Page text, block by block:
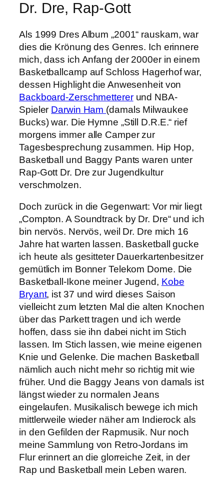
Dr. Dre, Rap-Gott
Als 1999 Dres Album „2001“ rauskam, war
dies die Krönung des Genres. Ich erinnere
mich, dass ich Anfang der 2000er in einem
Basketballcamp auf Schloss Hagerhof war,
dessen Highlight die Anwesenheit von
Backboard-Zerschmettererund NBA-
Spieler Darwin Ham (damals Milwaukee
Bucks) war. Die Hymne „Still D.R.E.“ rief
morgens immer alle Camper zur
Tagesbesprechung zusammen. Hip Hop,
Basketball und Baggy Pants waren unter
Rap-Gott Dr. Dre zur Jugendkultur
verschmolzen.
Doch zurück in die Gegenwart: Vor mir liegt
„Compton. A Soundtrack by Dr. Dre“ und ich
bin nervös. Nervös, weil Dr. Dre mich 16
Jahre hat warten lassen. Basketball gucke
ich heute als gesitteter Dauerkartenbesitzer
gemütlich im Bonner Telekom Dome. Die
Basketball-Ikone meiner Jugend, Kobe
Bryant, ist 37 und wird dieses Saison
vielleicht zum letzten Mal die alten Knochen
über das Parkett tragen und ich werde
hoffen, dass sie ihn dabei nicht im Stich
lassen. Im Stich lassen, wie meine eigenen
Knie und Gelenke. Die machen Basketball
nämlich auch nicht mehr so richtig mit wie
früher. Und die Baggy Jeans von damals ist
längst wieder zu normalen Jeans
eingelaufen. Musikalisch bewege ich mich
mittlerweile wieder näher am Indierock als
in den Gefilden der Rapmusik. Nur noch
meine Sammlung von Retro-Jordans im
Flur erinnert an die glorreiche Zeit, in der
Rap und Basketball mein Leben waren.